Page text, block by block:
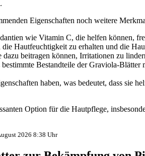
Eigenschaften noch weitere
wie Vitamin C, die helfen können,
Hautfeuchtigkeit zu erhalten und die
dazu beitragen können, Irritationen zu
Bestandteile der Graviola-
haben, was bedeutet, dass sie
Option für die Hautpflege,
2026 8:38 Uhr